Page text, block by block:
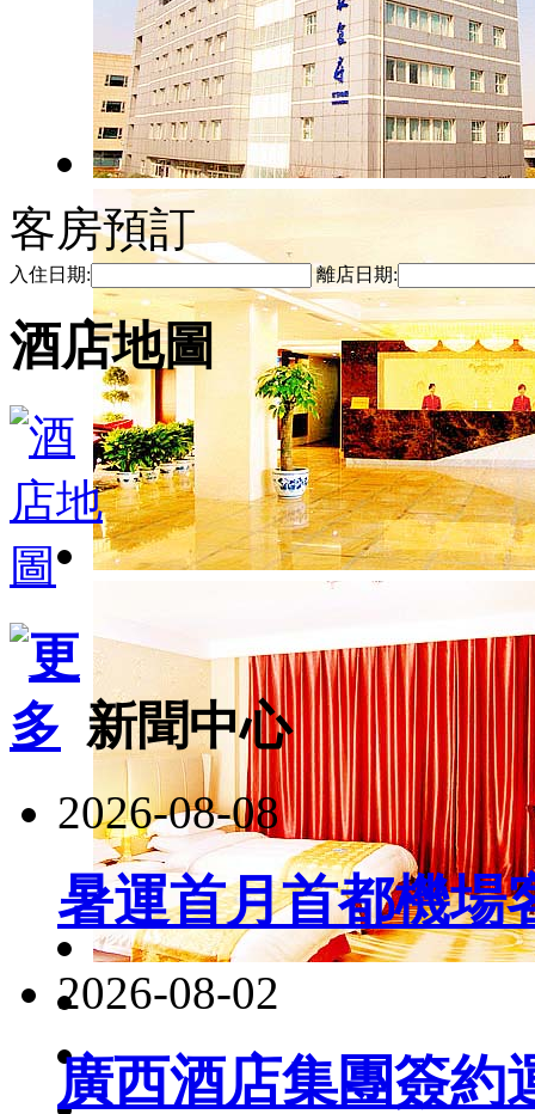
客房預訂
入住日期: 離店日期:
酒店地圖
新聞中心
2026-08-08
暑運首月首都機場
2026-08-02
廣西酒店集團簽約